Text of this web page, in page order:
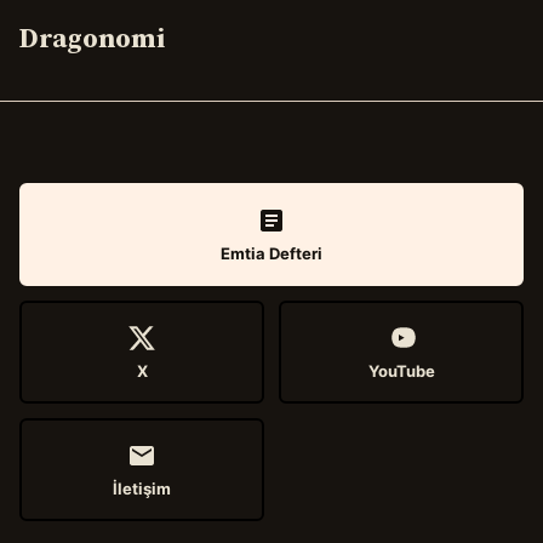
Dragonomi
Emtia Defteri
X YouTube
İletişim